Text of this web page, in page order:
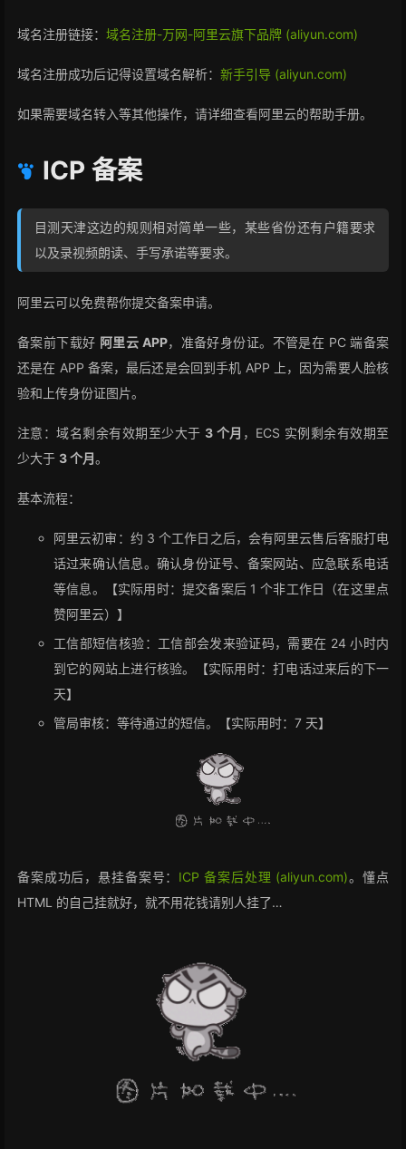
域名注册链接： 域名注册-万网-阿里云旗下品牌 (aliyun.com)
域名注册成功后记得设置域名解析： 新手引导 (aliyun.com)
如果需要域名转入等其他操作，请详细查看阿里云的帮助手册。
ICP 备案
目测天津这边的规则相对简单一些，某些省份还有户籍要求
以及录视频朗读、手写承诺等要求。
阿里云可以免费帮你提交备案申请。
备案前下载好 阿里云 APP，准备好身份证。不管是在 PC 端备案
还是在 APP 备案，最后还是会回到手机 APP 上，因为需要人脸核
验和上传身份证图片。
注意：域名剩余有效期至少大于3 个月 ，ECS 实例剩余有效期至
少大于 3 个月。
基本流程：
阿里云初审：约 3 个工作日之后，会有阿里云售后客服打电
话过来确认信息。确认身份证号、备案网站、应急联系电话
等信息。【实际用时：提交备案后 1 个非工作日（在这里点
赞阿里云）】
工信部短信核验：工信部会发来验证码，需要在 24 小时内
到它的网站上进行核验。【实际用时：打电话过来后的下一
天】
管局审核：等待通过的短信。【实际用时：7 天】
备案成功后，悬挂备案号： ICP 备案后处理 (aliyun.com)。懂点
HTML 的自己挂就好，就不用花钱请别人挂了…